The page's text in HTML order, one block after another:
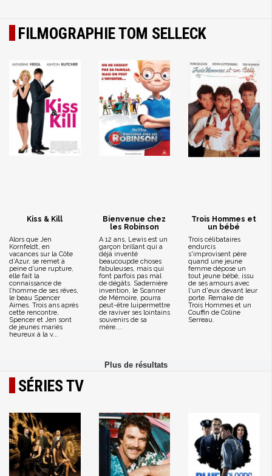
FILMOGRAPHIE TOM SELLECK
Kiss & Kill
Alors que Jen
Kornfeldt, en
vacances sur la Côte
d’Azur, se remet à
peine d’une rupture,
elle fait la
connaissance de
l’homme de ses rêves,
le beau Spencer
Aimes. Trois ans après
cette rencontre,
Spencer et Jen sont
de jeunes mariés
heureux à la v...
Bienvenue chez
les Robinson
A 12 ans, Lewis est un
garçon brillant qui a
déjà inventé
beaucoupde choses
fabuleuses, mais qui
font parfois pas mal
de dégâts. Sadernière
invention, le Scanner
de Mémoire, pourra
peut-être luipermettre
de raviver ses lointains
souvenirs de sa
mère....
Trois Hommes et
un bébé
Trois célibataires
endurcis
s'improvisent père
quand une jeune
femme dépose un
tout jeune bébé, issu
de ses amours avec
l'un d'eux devant leur
porte. Remake de
Trois Hommes et un
Couffin de Coline
Serreau.
SÉRIES TV